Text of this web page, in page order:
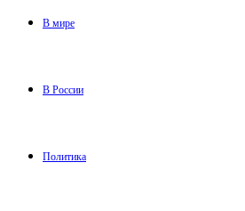
В мире
В России
Политика